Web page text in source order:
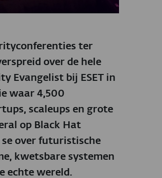
ter
over de hele
Evangelist bij ESET in
waar 4,500
scaleups en grote
op Black Hat
se over futuristische
kwetsbare systemen
echte wereld.